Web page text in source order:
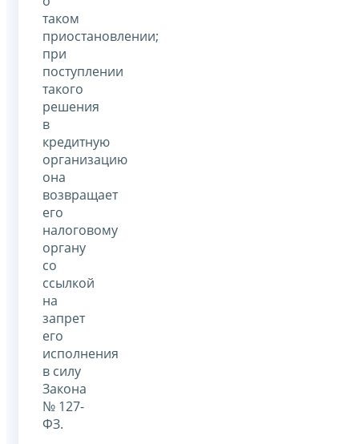
таком
приостановлении;
при
поступлении
такого
решения
в
кредитную
организацию
она
возвращает
его
налоговому
органу
со
ссылкой
на
запрет
его
исполнения
в силу
Закона
№ 127-
ФЗ.